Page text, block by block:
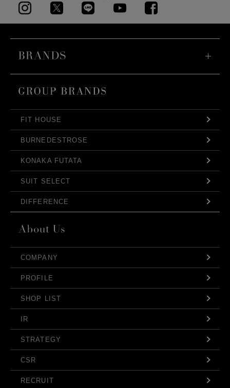
FIT HOUSE
BURNEDESTROSE
KONAKA FUTATA
SUIT SELECT
DIFFERENCE
COMPANY
PROFILE
SHOP LIST
IR
STRATEGY
CSR
RECRUIT